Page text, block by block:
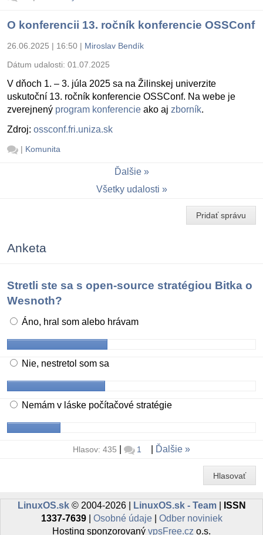
O konferencii 13. ročník konferencie OSSConf
26.06.2025 | 16:50 | Miroslav Bendík
Dátum udalosti: 01.07.2025
V dňoch 1. – 3. júla 2025 sa na Žilinskej univerzite
uskutoční 13. ročník konferencie OSSConf. Na webe je
zverejnený program konferencie ako aj zborník.
Zdroj: ossconf.fri.uniza.sk
| Komunita
Ďalšie
Všetky udalosti
Pridať správu
Anketa
Stretli ste sa s open-source stratégiou Bitka o
Wesnoth?
Áno, hral som alebo hrávam
Nie, nestretol som sa
Nemám v láske počítačové stratégie
Hlasov: 435 1 Ďalšie
Hlasovať
LinuxOS.sk© 2004-2026 | LinuxOS.sk - Team|
ISSN
1337-7639| Osobné údaje| Odber noviniek
Hosting sponzorovaný vpsFree.cz o.s.